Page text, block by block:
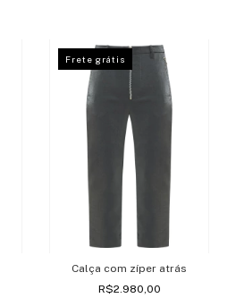
Frete grátis
Calça com zíper atrás
R$2.980,00